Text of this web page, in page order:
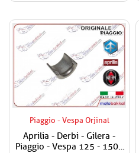
Piaggio - Vespa Orjinal
Aprilia - Derbi - Gilera -
Piaggio - Vespa 125 - 150 -